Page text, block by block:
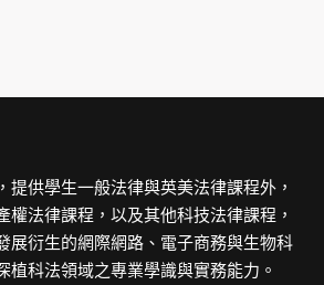
提供學生一般法律與英美法律課程外，
權法律課程，以及其他科技法律課程，
展衍生的網際網路、電子商務與生物科
植科法領域之專業學識與實務能力。